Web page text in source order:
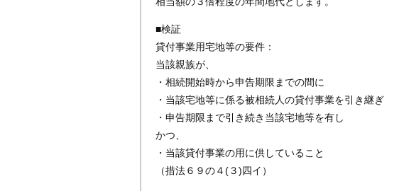
■検証
貸付事業用宅地等の要件：
当該親族が、
・相続開始時から申告期限までの間に
・当該宅地等に係る被相続人の貸付事業を引き継ぎ
・申告期限まで引き続き当該宅地等を有し
かつ、
・当該貸付事業の用に供していること
（措法６９の４(３)四イ）